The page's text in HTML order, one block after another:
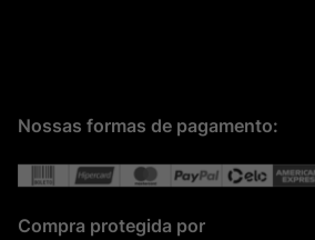
Nossas formas de pagamento:
Compra protegida por